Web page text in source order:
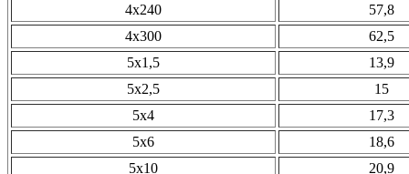
4х240
57,8
4х300
62,5
5х1,5
13,9
5х2,5
15
5х4
17,3
5х6
18,6
5х10
20,9